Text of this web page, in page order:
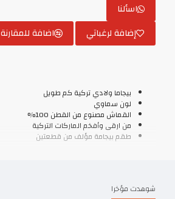
اسألنا
إضافة لرغباتي
اضافة للمقارنة
بيجاما ولادي تركية كم طويل
لون سماوي
القماش مصنوع من القطن 100%
من ارقى وأفخم الماركات التركية
طقم بيجامة مؤلف من قطعتين
شوهدت مؤخرا